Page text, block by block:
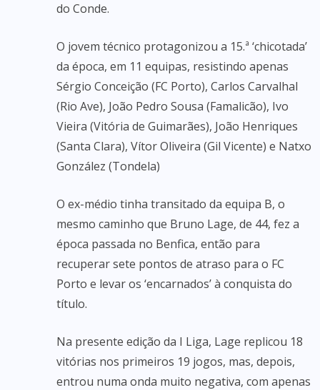
do Conde.
O jovem técnico protagonizou a 15.ª ‘chicotada’
da época, em 11 equipas, resistindo apenas
Sérgio Conceição (FC Porto), Carlos Carvalhal
(Rio Ave), João Pedro Sousa (Famalicão), Ivo
Vieira (Vitória de Guimarães), João Henriques
(Santa Clara), Vítor Oliveira (Gil Vicente) e Natxo
González (Tondela)
O ex-médio tinha transitado da equipa B, o
mesmo caminho que Bruno Lage, de 44, fez a
época passada no Benfica, então para
recuperar sete pontos de atraso para o FC
Porto e levar os ‘encarnados’ à conquista do
título.
Na presente edição da I Liga, Lage replicou 18
vitórias nos primeiros 19 jogos, mas, depois,
entrou numa onda muito negativa, com apenas